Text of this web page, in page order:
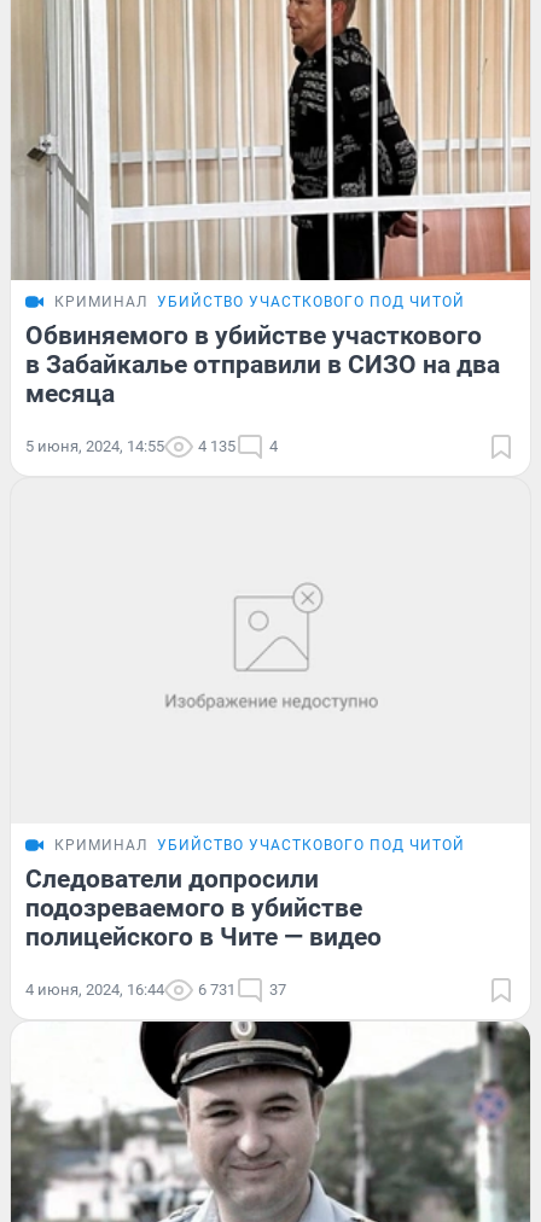
КРИМИНАЛ УБИЙСТВО УЧАСТКОВОГО ПОД ЧИТОЙ
Обвиняемого в убийстве участкового
в Забайкалье отправили в СИЗО на два
месяца
5 июня, 2024, 14:55 4 135 4
КРИМИНАЛ УБИЙСТВО УЧАСТКОВОГО ПОД ЧИТОЙ
Следователи допросили
подозреваемого в убийстве
полицейского в Чите — видео
4 июня, 2024, 16:44 6 731 37